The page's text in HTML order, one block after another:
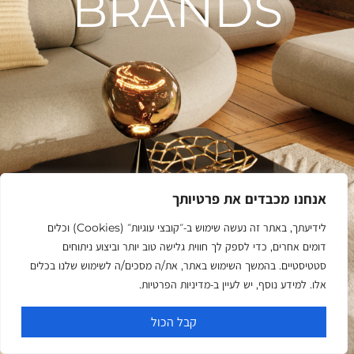
אנחנו מכבדים את פרטיותך
לידיעתך, באתר זה נעשה שימוש ב‑״קובצי עוגיות״ (Cookies) וכלים
דומים אחרים, כדי לספק לך חווית גלישה טוב יותר וביצוע ניתוחים
סטטיסטיים. בהמשך השימוש באתר, את/ה מסכים/ה לשימוש שלנו בכלים
אלו. למידע נוסף, יש לעיין ב‑מדיניות הפרטיות.
קבל הכול